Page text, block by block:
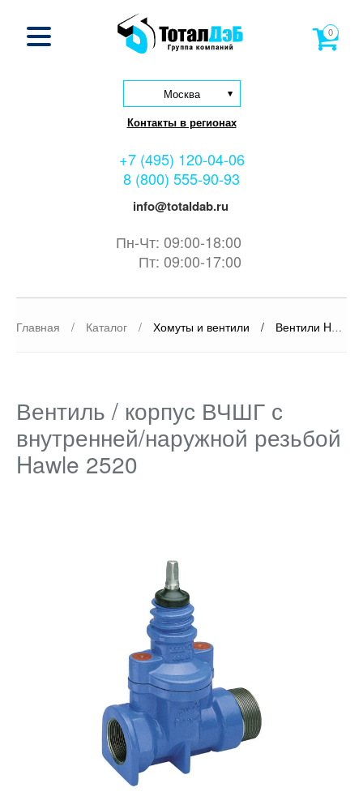
Москва
Контакты в регионах
+7 (495) 120-04-06
8 (800) 555-90-93
info@totaldab.ru
Пн-Чт: 09:00-18:00
Пт: 09:00-17:00
0
Главная / Каталог / Хомуты и вентили / Вентили Hawle
Вентиль / корпус ВЧШГ с
внутренней/наружной резьбой
Hawle 2520